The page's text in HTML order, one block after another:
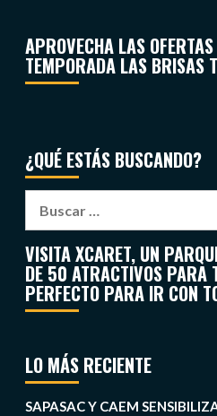
APROVECHA LAS
TEMPORADA LAS BRISAS
¿QUÉ ESTÁS BUSCANDO?
VISITA XCARET, UN
DE 50 ATRACTIVOS PARA
PERFECTO PARA IR CON
LO MÁS RECIENTE
SAPASAC Y CAEM